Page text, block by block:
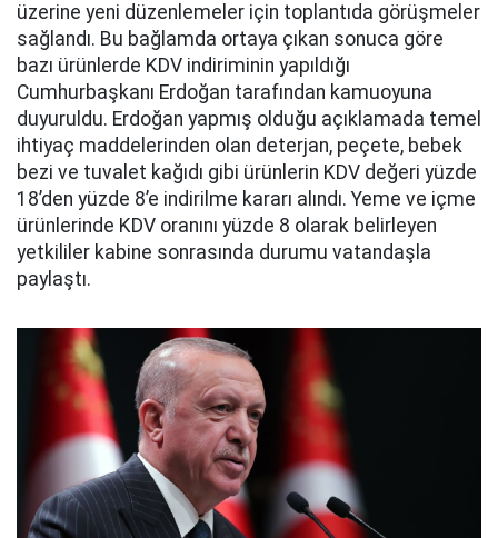
üzerine yeni düzenlemeler için toplantıda görüşmeler
sağlandı. Bu bağlamda ortaya çıkan sonuca göre
bazı ürünlerde KDV indiriminin yapıldığı
Cumhurbaşkanı Erdoğan tarafından kamuoyuna
duyuruldu. Erdoğan yapmış olduğu açıklamada temel
ihtiyaç maddelerinden olan deterjan, peçete, bebek
bezi ve tuvalet kağıdı gibi ürünlerin KDV değeri yüzde
18’den yüzde 8’e indirilme kararı alındı. Yeme ve içme
ürünlerinde KDV oranını yüzde 8 olarak belirleyen
yetkililer kabine sonrasında durumu vatandaşla
paylaştı.